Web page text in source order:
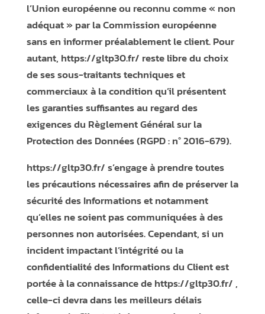
l’Union européenne ou reconnu comme « non
adéquat » par la Commission européenne
sans en informer préalablement le client. Pour
autant, https://gltp30.fr/ reste libre du choix
de ses sous-traitants techniques et
commerciaux à la condition qu’il présentent
les garanties suffisantes au regard des
exigences du Règlement Général sur la
Protection des Données (RGPD : n° 2016-679).
https://gltp30.fr/s’engage à prendre toutes
les précautions nécessaires afin de préserver la
sécurité des Informations et notamment
qu’elles ne soient pas communiquées à des
personnes non autorisées. Cependant, si un
incident impactant l’intégrité ou la
confidentialité des Informations du Client est
portée à la connaissance dehttps://gltp30.fr/ ,
celle-ci devra dans les meilleurs délais